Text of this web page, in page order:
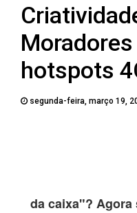
CONSULTORIA
ASSUNTOS
PUBLICAÇÕES
hotspots
segunda-feira, março 19,
da caixa"? Agora